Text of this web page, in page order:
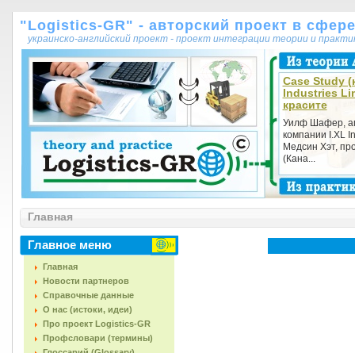
"Logistics-GR" - авторский проект в
украинско-английский проект - проект интеграции теории и
Case Study
Industries
красите
Уилф Шафер,
компании I.XL
Медсин Хэт,
(Кана...
Главная
Главное меню
Главная
Новости партнеров
Справочные данные
О нас (истоки, идеи)
Про проект Logistics-GR
Профсловари (термины)